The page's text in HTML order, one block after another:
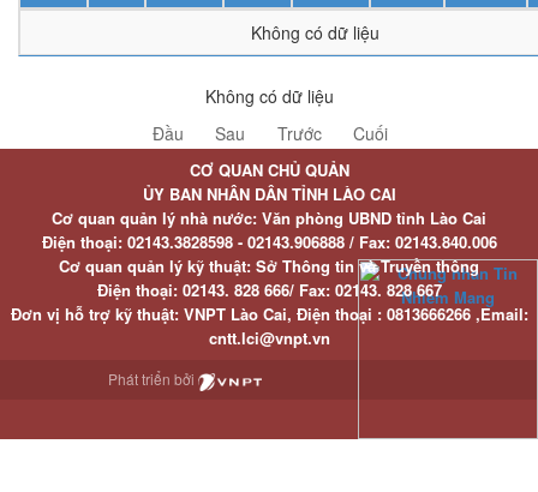
Không có dữ liệu
Không có dữ liệu
Đầu
Sau Trước Cuối
CƠ QUAN CHỦ QUẢN
ỦY BAN NHÂN DÂN TỈNH LÀO CAI
Cơ quan quản lý nhà nước: Văn phòng UBND tỉnh Lào Cai
Điện thoại:02143.3828598 - 02143.906888 / Fax:02143.840.006
Cơ quan quản lý kỹ thuật: Sở Thông tin và Truyền thông
Điện thoại:02143. 828 666/ Fax:02143. 828 667
Đơn vị hỗ trợ kỹ thuật: VNPT Lào Cai, Điện thoại : 0813666266 ,Email:
cntt.lci@vnpt.vn
Phát triển bởi